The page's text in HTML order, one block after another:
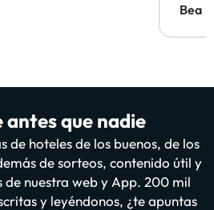
Bea
que nadie
de hoteles de los buenos, de los
de sorteos, contenido útil y
de nuestra web y App. 200 mil
y leyéndonos, ¿te apuntas